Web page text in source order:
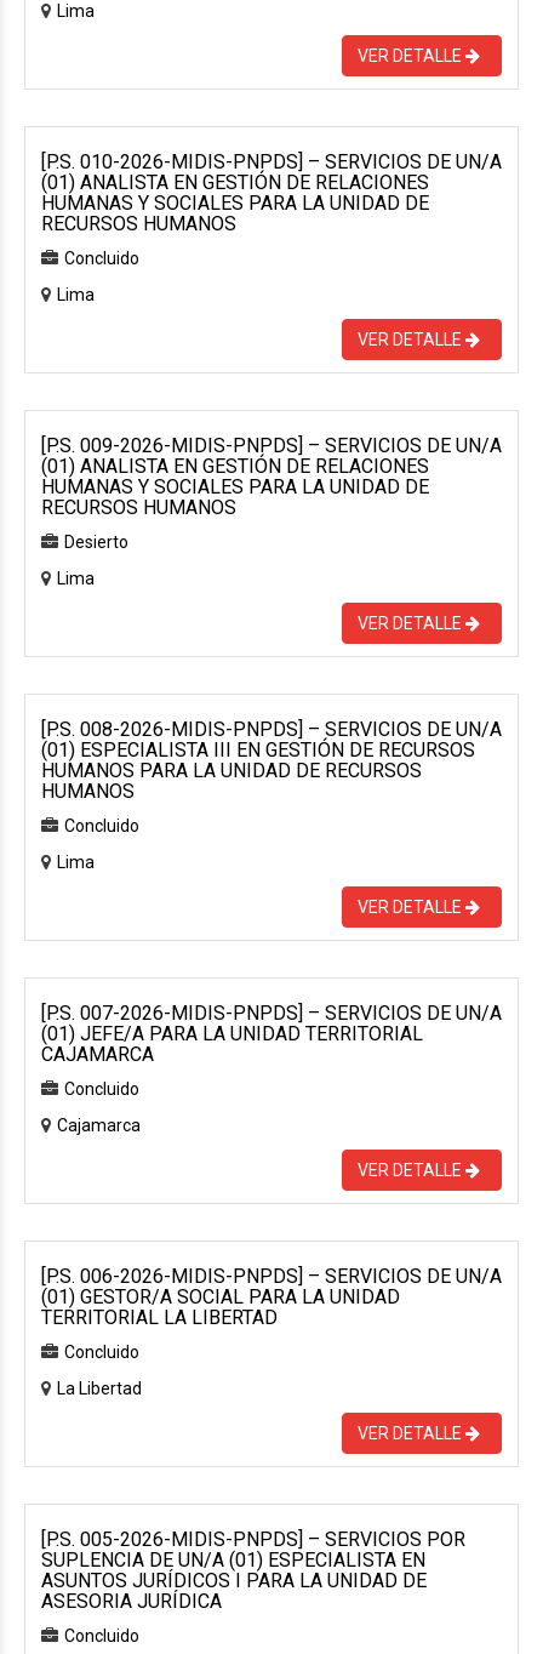
Lima
VER DETALLE
[P.S. 010-2026-MIDIS-PNPDS] – SERVICIOS DE UN/A
(01) ANALISTA EN GESTIÓN DE RELACIONES
HUMANAS Y SOCIALES PARA LA UNIDAD DE
RECURSOS HUMANOS
Concluido
Lima
VER DETALLE
[P.S. 009-2026-MIDIS-PNPDS] – SERVICIOS DE UN/A
(01) ANALISTA EN GESTIÓN DE RELACIONES
HUMANAS Y SOCIALES PARA LA UNIDAD DE
RECURSOS HUMANOS
Desierto
Lima
VER DETALLE
[P.S. 008-2026-MIDIS-PNPDS] – SERVICIOS DE UN/A
(01) ESPECIALISTA III EN GESTIÓN DE RECURSOS
HUMANOS PARA LA UNIDAD DE RECURSOS
HUMANOS
Concluido
Lima
VER DETALLE
[P.S. 007-2026-MIDIS-PNPDS] – SERVICIOS DE UN/A
(01) JEFE/A PARA LA UNIDAD TERRITORIAL
CAJAMARCA
Concluido
Cajamarca
VER DETALLE
[P.S. 006-2026-MIDIS-PNPDS] – SERVICIOS DE UN/A
(01) GESTOR/A SOCIAL PARA LA UNIDAD
TERRITORIAL LA LIBERTAD
Concluido
La Libertad
VER DETALLE
[P.S. 005-2026-MIDIS-PNPDS] – SERVICIOS POR
SUPLENCIA DE UN/A (01) ESPECIALISTA EN
ASUNTOS JURÍDICOS I PARA LA UNIDAD DE
ASESORIA JURÍDICA
Concluido